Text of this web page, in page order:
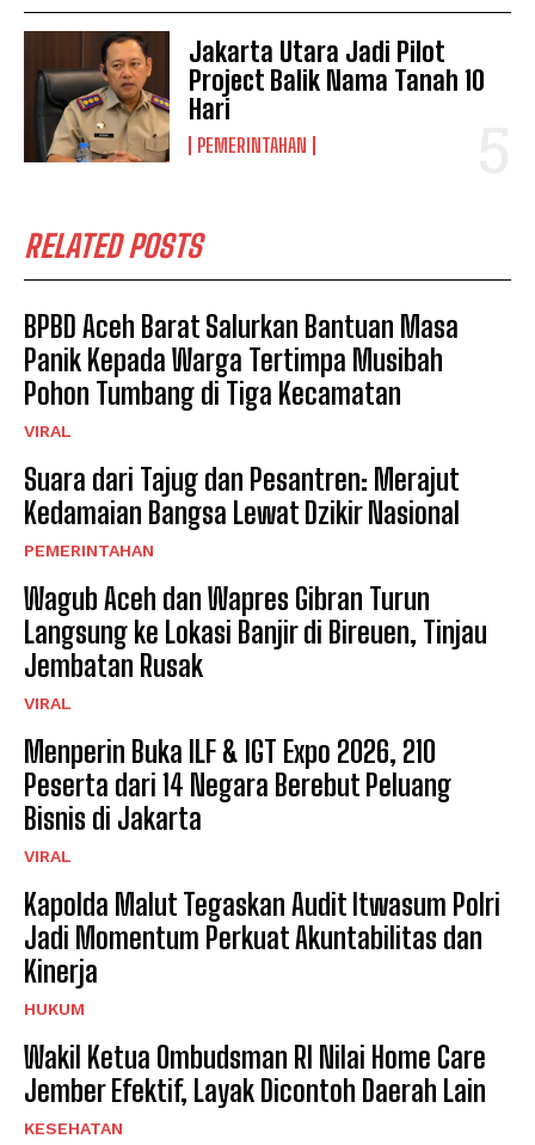
Jakarta Utara Jadi Pilot
Project Balik Nama Tanah 10
Hari
PEMERINTAHAN
RELATED POSTS
BPBD Aceh Barat Salurkan Bantuan Masa
Panik Kepada Warga Tertimpa Musibah
Pohon Tumbang di Tiga Kecamatan
VIRAL
Suara dari Tajug dan Pesantren: Merajut
Kedamaian Bangsa Lewat Dzikir Nasional
PEMERINTAHAN
Wagub Aceh dan Wapres Gibran Turun
Langsung ke Lokasi Banjir di Bireuen, Tinjau
Jembatan Rusak
VIRAL
Menperin Buka ILF & IGT Expo 2026, 210
Peserta dari 14 Negara Berebut Peluang
Bisnis di Jakarta
VIRAL
Kapolda Malut Tegaskan Audit Itwasum Polri
Jadi Momentum Perkuat Akuntabilitas dan
Kinerja
HUKUM
Wakil Ketua Ombudsman RI Nilai Home Care
Jember Efektif, Layak Dicontoh Daerah Lain
KESEHATAN